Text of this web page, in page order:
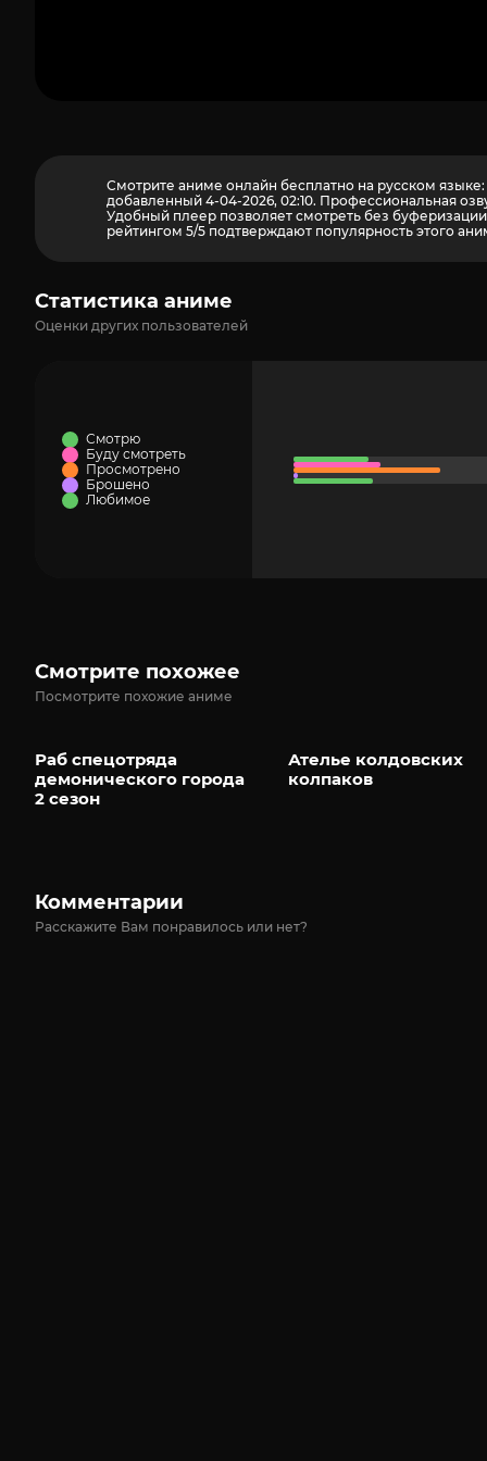
Смотрите аниме онлайн бесплатно на русском
добавленный 4-04-2026, 02:10. Профессиональная
Удобный плеер позволяет смотреть без
рейтингом 5/5 подтверждают популярность этого
Статистика аниме
Оценки других пользователей
Смотрю
Буду смотреть
Просмотрено
Брошено
Любимое
Смотрите похожее
Посмотрите похожие аниме
Раб спецотряда
демонического города
2 сезон
Ателье колдовских
колпаков
Комментарии
Расскажите Вам понравилось или нет?